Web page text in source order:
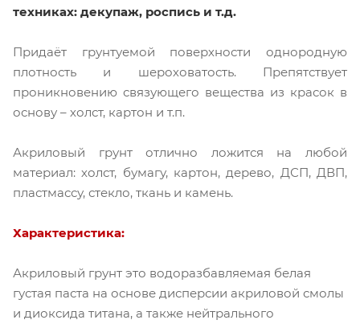
техниках: декупаж, роспись и т.д.
Придаёт грунтуемой поверхности однородную
плотность и шероховатость. Препятствует
проникновению связующего вещества из красок в
основу – холст, картон и т.п.
Акриловый грунт отлично ложится на любой
материал: холст, бумагу, картон, дерево, ДСП, ДВП,
пластмассу, стекло, ткань и камень.
Характеристика:
Акриловый грунт это водоразбавляемая белая
густая паста на основе дисперсии акриловой смолы
и диоксида титана, а также нейтрального